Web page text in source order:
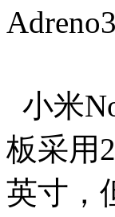
小米
板采用
英寸，